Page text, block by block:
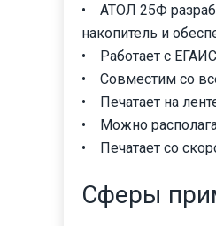
• АТОЛ 25Ф
накопитель и
• Работает с
• Совместим со
• Печатает на
• Можно
• Печатает со
Сферы